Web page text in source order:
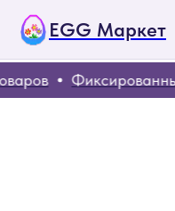
EGG Маркет